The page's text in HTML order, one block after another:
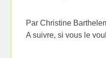
Par Christine
A suivre, si vous le